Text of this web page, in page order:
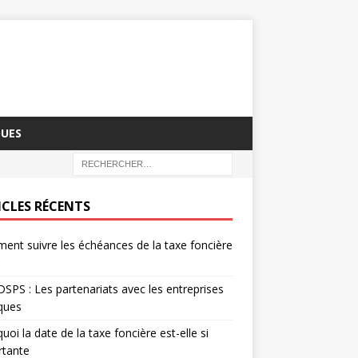
RÉCENTS
suivre les échéances de la taxe foncière
: Les partenariats avec les entreprises
la date de la taxe foncière est-elle si